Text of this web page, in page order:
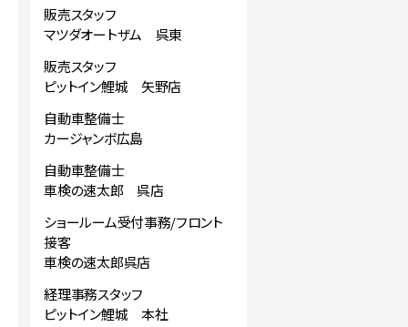
販売スタッフ
マツダオートザム 呉東
販売スタッフ
ピットイン鯉城 矢野店
自動車整備士
カージャンボ広島
自動車整備士
車検の速太郎 呉店
ショールーム受付事務/フロント
接客
車検の速太郎呉店
経理事務スタッフ
ピットイン鯉城 本社